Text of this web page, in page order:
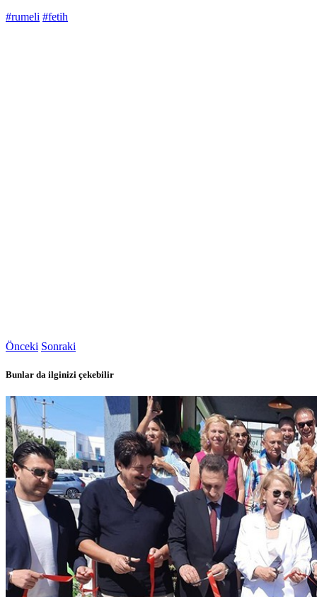
#rumeli #fetih
Önceki Sonraki
Bunlar da ilginizi çekebilir